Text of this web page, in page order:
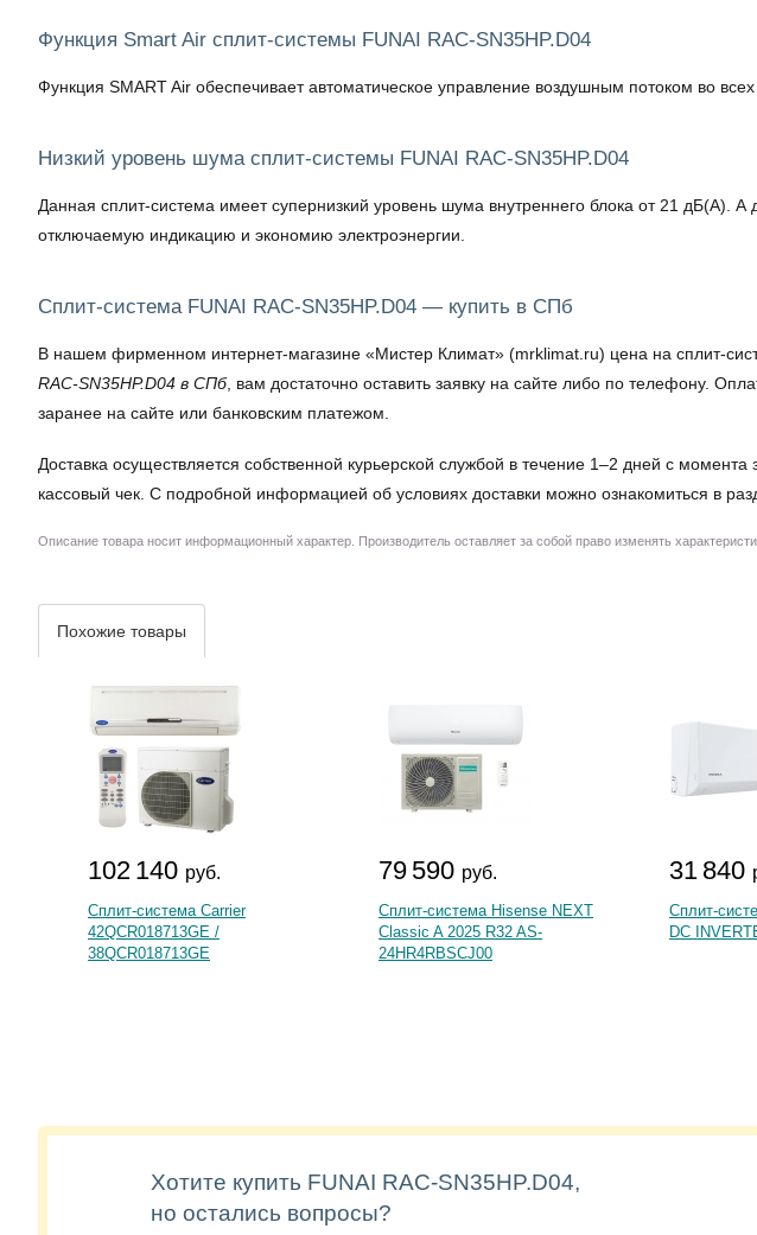
Функция Smart Air сплит-системы FUNAI RAC-SN35HP.D04
Функция SMART Air обеспечивает автоматическое управление воздушным потоком во
Низкий уровень шума сплит-системы FUNAI RAC-SN35HP.D04
Данная сплит-система имеет супернизкий уровень шума внутреннего блока от 21
отключаемую индикацию и экономию электроэнергии.
Сплит-система FUNAI RAC-SN35HP.D04 — купить в СПб
В нашем фирменном интернет-магазине «Мистер Климат» (mrklimat.ru) цена на сплит-
RAC-SN35HP.D04 в СПб, вам достаточно оставить заявку на сайте либо по телефону.
заранее на сайте или банковским платежом.
Доставка осуществляется собственной курьерской службой в течение 1–2 дней с
кассовый чек. С подробной информацией об условиях доставки можно ознакомиться в
Описание товара носит информационный характер. Производитель оставляет за собой право изменять
Похожие товары
102 140 руб.
Сплит-система Carrier
42QCR018713GE /
38QCR018713GE
79 590 руб.
Сплит-система Hisense NEXT
Classic A 2025 R32 AS-
24HR4RBSCJ00
31 840
Сплит-
DC
Хотите купить FUNAI RAC-SN35HP.D04,
но остались вопросы?